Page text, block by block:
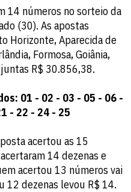
14 números no sorteio da
(30). As apostas
Horizonte, Aparecida de
Formosa, Goiânia,
R$ 30.856,38.
01 - 02 - 03 - 05 - 06 -
- 22 - 24 - 25
acertou as 15
14 dezenas e
acertou 13 números vai
12 dezenas levou R$ 14.